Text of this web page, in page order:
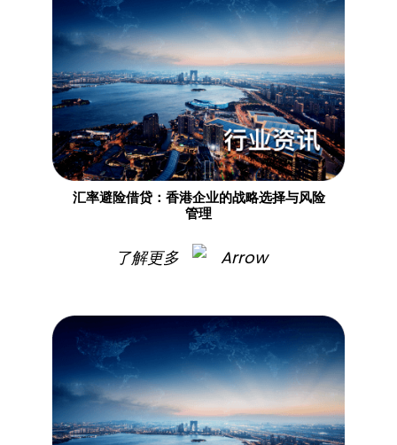
汇率避险借贷：香港企业的战略选择与风险
管理
了解更多